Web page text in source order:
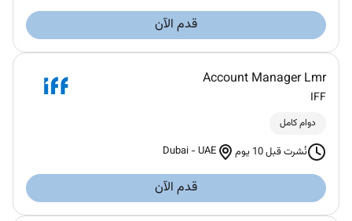
قدم الآن
Account Manager Lmr
IFF
دوام كامل
نُشرت قبل 10 يوم Dubai -UAE
قدم الآن